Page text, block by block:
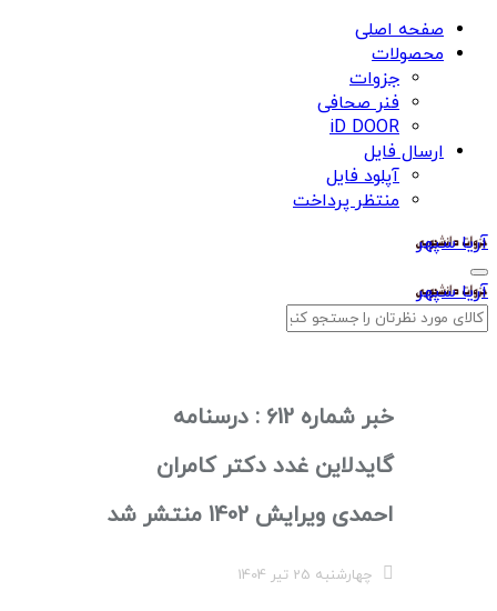
صفحه اصلی
محصولات
جزوات
فنر صحافی
iD DOOR
ارسال فایل
آپلود فایل
منتظر پرداخت
آریا سپهر
آریا سپهر
خبر شماره 612 : درسنامه
گایدلاین غدد دکتر کامران
احمدی ویرایش 1402 منتشر شد
چهارشنبه 25 تیر 1404